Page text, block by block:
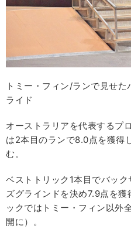
トミー・フィン/ランで見せ
ライド
オーストラリアを代表するプ
は2本目のランで8.0点を獲得
む。
ベストトリック1本目でバッ
ズグラインドを決め7.9点を
ックではトミー・フィン以外
開に）。